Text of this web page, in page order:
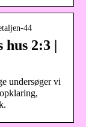
44
2:3 |
undersøger vi